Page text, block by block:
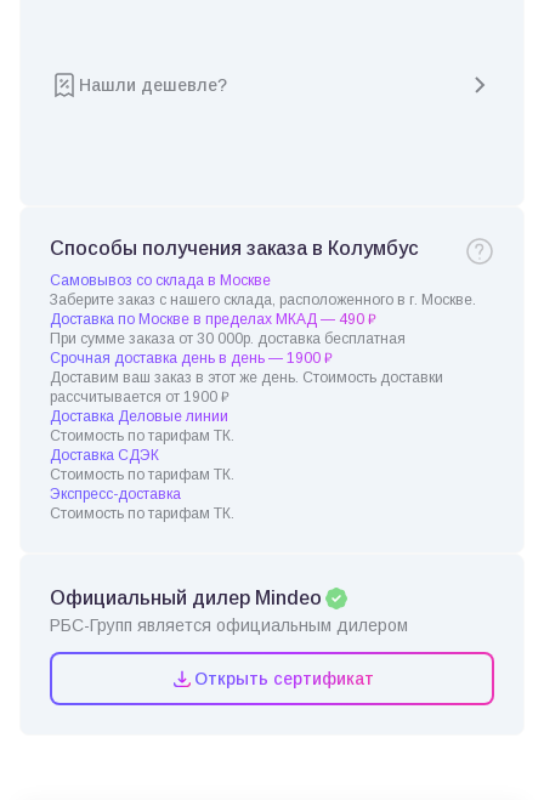
Нашли дешевле?
Способы получения заказа в Колумбус
Самовывоз со склада в Москве
Заберите заказ с нашего склада, расположенного в г. Москве.
Доставка по Москве в пределах МКАД — 490 ₽
При сумме заказа от 30 000р. доставка бесплатная
Срочная доставка день в день — 1900 ₽
Доставим ваш заказ в этот же день. Стоимость доставки
рассчитывается от 1900 ₽
Доставка Деловые линии
Стоимость по тарифам ТК.
Доставка СДЭК
Стоимость по тарифам ТК.
Экспресс-доставка
Стоимость по тарифам ТК.
Официальный дилер Mindeo
РБС-Групп является официальным дилером
Открыть сертификат